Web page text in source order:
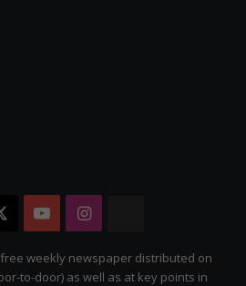
YouTubeInstagram
Citizen
weekly newspaper distributed on
to-door) as well as at key points in